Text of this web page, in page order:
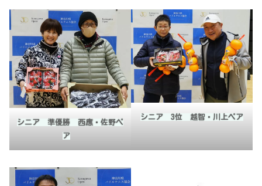
シニア 準優勝 西應・佐野ペ
ア
シニア 3位 越智・川上ペア